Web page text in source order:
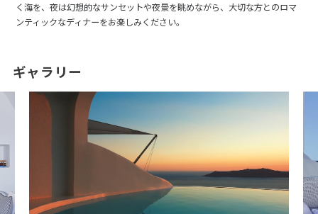
く海を、夜は幻想的なサンセットや夜景を眺めながら、大切な方とのロマ
ンティックなディナーをお楽しみください。
ギャラリー